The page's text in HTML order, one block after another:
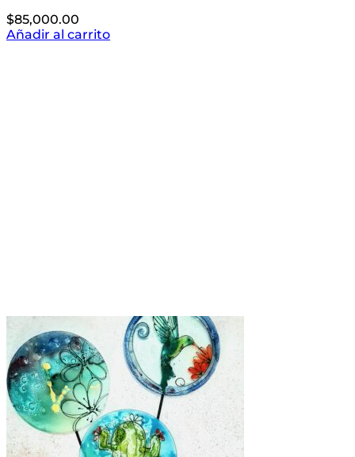
$85,000.00
Añadir al carrito